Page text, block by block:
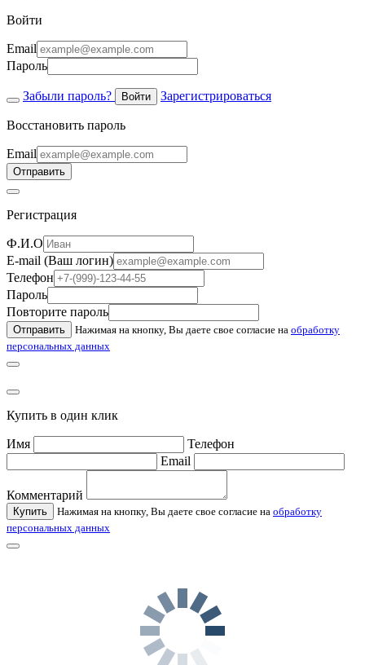
Войти
Email
Пароль
Забыли пароль? Войти Зарегистрироваться
Восстановить пароль
Email
Отправить
Регистрация
Ф.И.О
E-mail (Ваш логин)
Телефон
Пароль
Повторите пароль
Отправить Нажимая на кнопку, Вы даете свое согласие на обработку
персональных данных
Купить в один клик
Имя
Телефон
Email
Комментарий
Купить Нажимая на кнопку, Вы даете свое согласие на обработку
персональных данных